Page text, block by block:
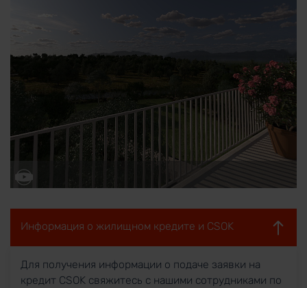
Информация о жилищном кредите и CSOK
Для получения информации о подаче заявки на
кредит CSOK свяжитесь с нашими сотрудниками по